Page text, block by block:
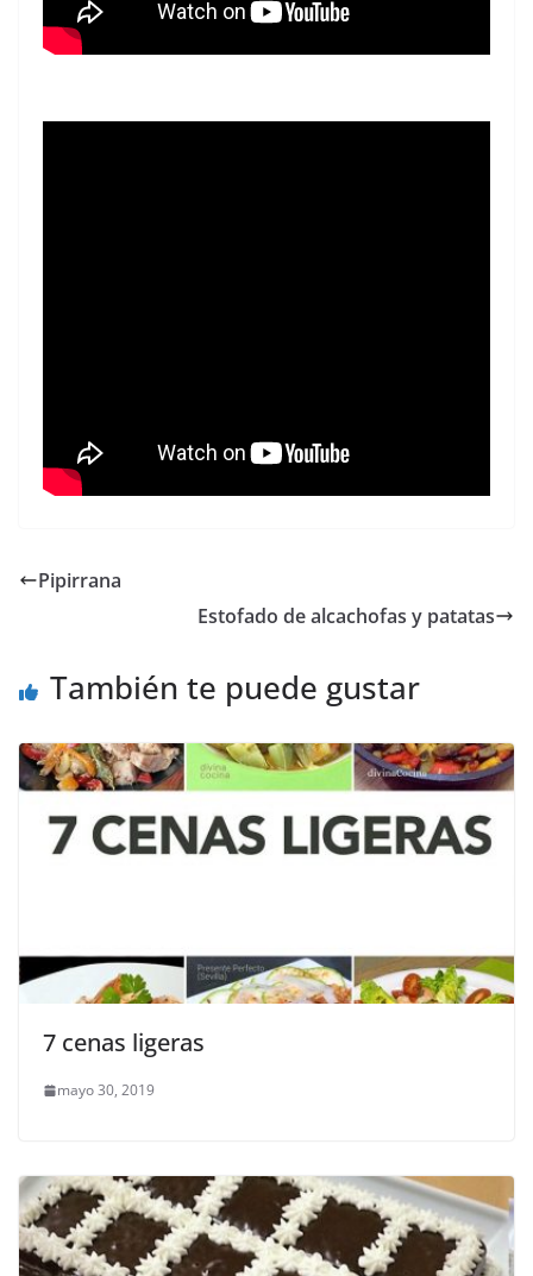
Pipirrana
Estofado de alcachofas y patatas
También te puede gustar
7 cenas ligeras
mayo 30, 2019